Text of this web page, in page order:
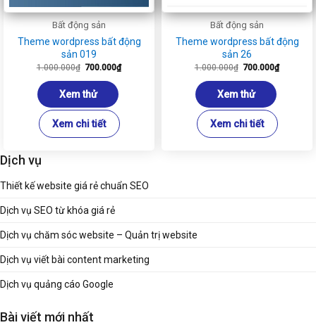
Bất động sản
Theme wordpress bất động
sản 019
1.000.000₫ Giá
là:
1.000.000₫.
700.000₫Giá
hiện
Xem thử
Xem chi tiết
Bất động sản
Theme wordpress bất động
sản 26
1.000.000₫ Giá
là:
1.000.000₫.
700.000₫Giá
hiện
Xem thử
Xem chi tiết
Dịch vụ
Thiết kế website giá rẻ chuẩn SEO
Dịch vụ SEO từ khóa giá rẻ
Dịch vụ chăm sóc website – Quản trị website
Dịch vụ viết bài content marketing
Dịch vụ quảng cáo Google
Bài viết mới nhất